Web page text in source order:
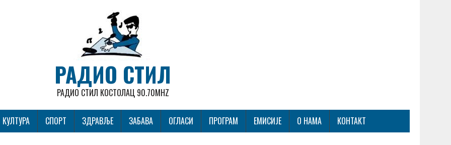
РАДИО СТИЛ
РАДИО СТИЛ КОСТОЛАЦ 90.70MHZ
КУЛТУРА СПОРТ ЗДРАВЉЕ ЗАБАВА ОГЛАСИ ПРОГРАМ ЕМИСИЈЕ О НАМА КОНТАКТ